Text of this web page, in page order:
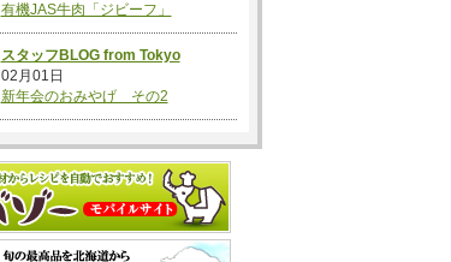
有機JAS牛肉「ジビーフ」
スタッフBLOG from Tokyo
02月01日
新年会のおみやげ その2